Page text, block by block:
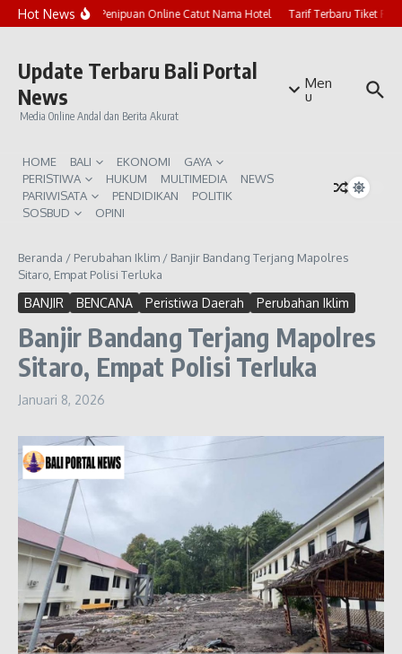
Lewati ke konten
Hot NewsMarak Penipuan Online Catut Nama Hotel Tarif Terbaru Tiket
Update Terbaru Bali Portal
News
Media Online Andal dan Berita Akurat
Men
u
HOME BALI EKONOMI
GAYA
PERISTIWA
HUKUM MULTIMEDIA
NEWS
PARIWISATA
PENDIDIKAN
POLITIK
SOSBUD
OPINI
Beranda / Perubahan Iklim / Banjir Bandang Terjang Mapolres
Sitaro, Empat Polisi Terluka
BANJIR BENCANA Peristiwa Daerah Perubahan Iklim
Banjir Bandang Terjang Mapolres
Sitaro, Empat Polisi Terluka
Januari 8, 2026